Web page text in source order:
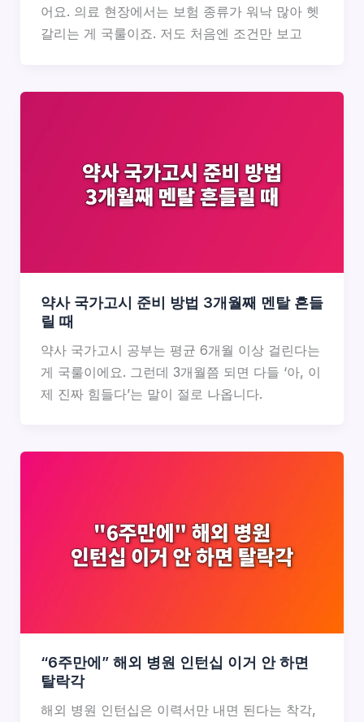
어요. 의료 현장에서는 보험 종류가 워낙 많아 헷
갈리는 게 국룰이죠. 저도 처음엔 조건만 보고
약사 국가고시 준비 방법 3개월째 멘탈 흔들
릴 때
약사 국가고시 공부는 평균 6개월 이상 걸린다는
게 국룰이에요. 그런데 3개월쯤 되면 다들 ‘아, 이
제 진짜 힘들다’는 말이 절로 나옵니다.
“6주만에” 해외 병원 인턴십 이거 안 하면
탈락각
해외 병원 인턴십은 이력서만 내면 된다는 착각,